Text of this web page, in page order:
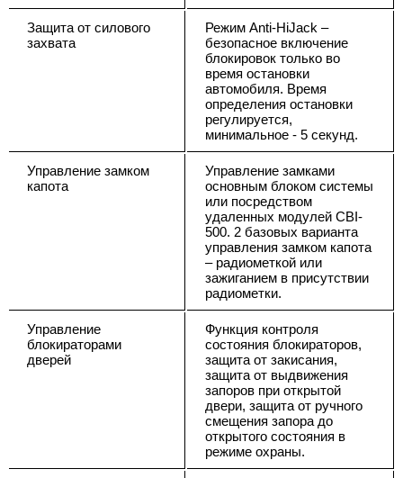
Защита от силового
захвата
Режим Anti-HiJack –
безопасное включение
блокировок только во
время остановки
автомобиля. Время
определения остановки
регулируется,
минимальное - 5 секунд.
Управление замком
капота
Управление замками
основным блоком системы
или посредством
удаленных модулей CBI-
500. 2 базовых варианта
управления замком капота
– радиометкой или
зажиганием в присутствии
радиометки.
Управление
блокираторами
дверей
Функция контроля
состояния блокираторов,
защита от закисания,
защита от выдвижения
запоров при открытой
двери, защита от ручного
смещения запора до
открытого состояния в
режиме охраны.